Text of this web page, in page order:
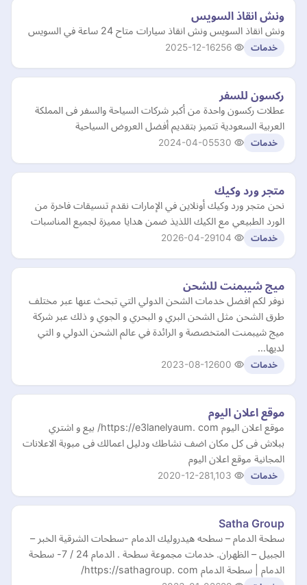
ونش انقاذ السويس
ونش انقاذ السويس ونش انقاذ سيارات متاح 24 ساعة في السويس
خدمات 2025-12-16
ركسون للسفر
عطلات ركسون واحدة من أكبر شركات السياحة والسفر فى المملكة
العربية السعودية تتميز بتقديم أفضل العروض السياحية
خدمات 2024-04-05
متجر ورد وكيك
نحن متجر ورد وكيك أونلاين في الإمارات نقدم تنسيقات فاخرة من
الورد الطبيعي مع الكيك اللذيذ ضمن هدايا مميزة لجميع المناسبات
خدمات 2026-04-29
ميج شيبمنت للشحن
نوفر لكم افضل خدمات الشحن الدولي التي تبحث عنها عبر مختلف
طرق الشحن مثل الشحن البري و البحري و الجوي و ذلك عبر شركة
ميج شيبمنت المتخصصة و الرائدة في عالم الشحن الدولي و التي
لديها…
خدمات 2023-08-12
موقع اعلان اليوم
موقع اعلان اليوم https://e3lanelyaum. com/ بيع و اشتري
ببلاش فى كل مكان اضف نشاطك ودليل اعمالك فى مبوبة الاعلانات
المجانية موقع اعلان اليوم
خدمات 2020-12-28
Satha Group
سطحة الدمام – سطحه هيدروليك الدمام -سطحات الشرقية الخبر –
الجبيل – الظهران. خدمات مجموعة سطحة . الدمام 24 / 7- سطحة
الدمام | سطحة الدمام https://sathagroup. com/